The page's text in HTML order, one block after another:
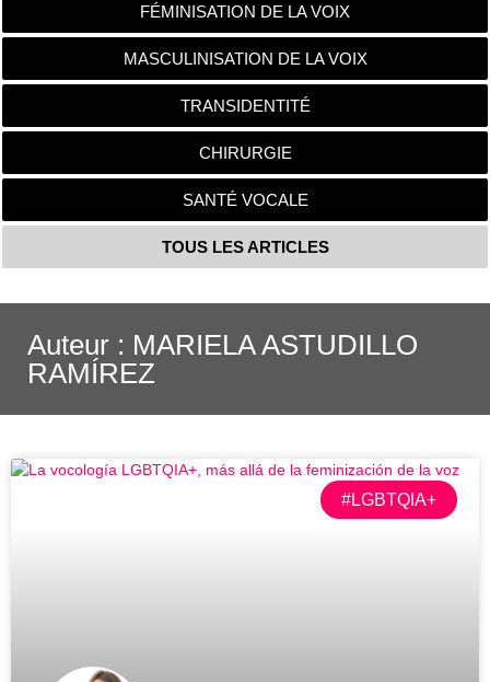
FÉMINISATION DE LA VOIX
MASCULINISATION DE LA VOIX
TRANSIDENTITÉ
CHIRURGIE
SANTÉ VOCALE
TOUS LES ARTICLES
Auteur : MARIELA ASTUDILLO
RAMÍREZ
#LGBTQIA+